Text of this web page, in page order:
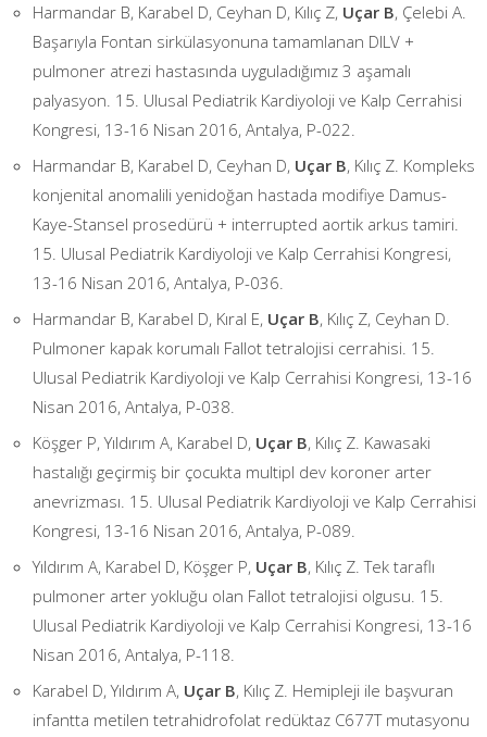
Harmandar B, Karabel D, Ceyhan D, Kılıç Z, Uçar B, Çelebi A.
Başarıyla Fontan sirkülasyonuna tamamlanan DILV +
pulmoner atrezi hastasında uyguladığımız 3 aşamalı
palyasyon. 15. Ulusal Pediatrik Kardiyoloji ve Kalp Cerrahisi
Kongresi, 13-16 Nisan 2016, Antalya, P-022.
Harmandar B, Karabel D, Ceyhan D, Uçar B, Kılıç Z. Kompleks
konjenital anomalili yenidoğan hastada modifiye Damus-
Kaye-Stansel prosedürü + interrupted aortik arkus tamiri.
15. Ulusal Pediatrik Kardiyoloji ve Kalp Cerrahisi Kongresi,
13-16 Nisan 2016, Antalya, P-036.
Harmandar B, Karabel D, Kıral E, Uçar B, Kılıç Z, Ceyhan D.
Pulmoner kapak korumalı Fallot tetralojisi cerrahisi. 15.
Ulusal Pediatrik Kardiyoloji ve Kalp Cerrahisi Kongresi, 13-16
Nisan 2016, Antalya, P-038.
Köşger P, Yıldırım A, Karabel D, Uçar B, Kılıç Z. Kawasaki
hastalığı geçirmiş bir çocukta multipl dev koroner arter
anevrizması. 15. Ulusal Pediatrik Kardiyoloji ve Kalp Cerrahisi
Kongresi, 13-16 Nisan 2016, Antalya, P-089.
Yıldırım A, Karabel D, Köşger P, Uçar B, Kılıç Z. Tek taraflı
pulmoner arter yokluğu olan Fallot tetralojisi olgusu. 15.
Ulusal Pediatrik Kardiyoloji ve Kalp Cerrahisi Kongresi, 13-16
Nisan 2016, Antalya, P-118.
Karabel D, Yıldırım A, Uçar B, Kılıç Z. Hemipleji ile başvuran
infantta metilen tetrahidrofolat redüktaz C677T mutasyonu